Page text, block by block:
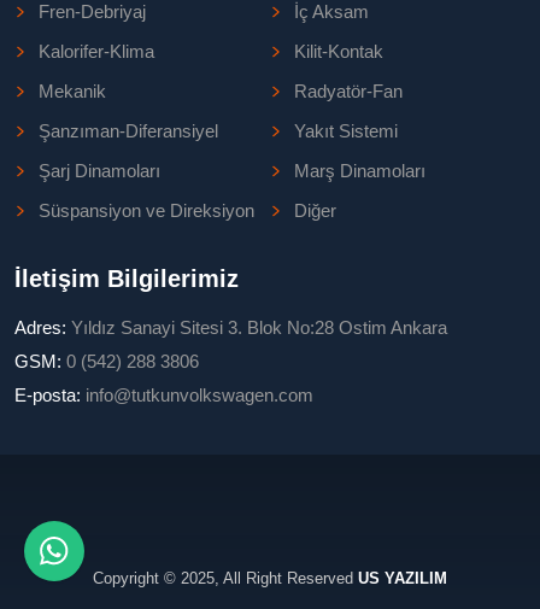
Fren-Debriyaj
İç Aksam
Kalorifer-Klima
Kilit-Kontak
Mekanik
Radyatör-Fan
Şanzıman-Diferansiyel
Yakıt Sistemi
Şarj Dinamoları
Marş Dinamoları
Süspansiyon ve Direksiyon
Diğer
İletişim Bilgilerimiz
Adres: Yıldız Sanayi Sitesi 3. Blok No:28 Ostim Ankara
GSM: 0 (542) 288 3806
E-posta: info@tutkunvolkswagen.com
Copyright © 2025, All Right Reserved US YAZILIM